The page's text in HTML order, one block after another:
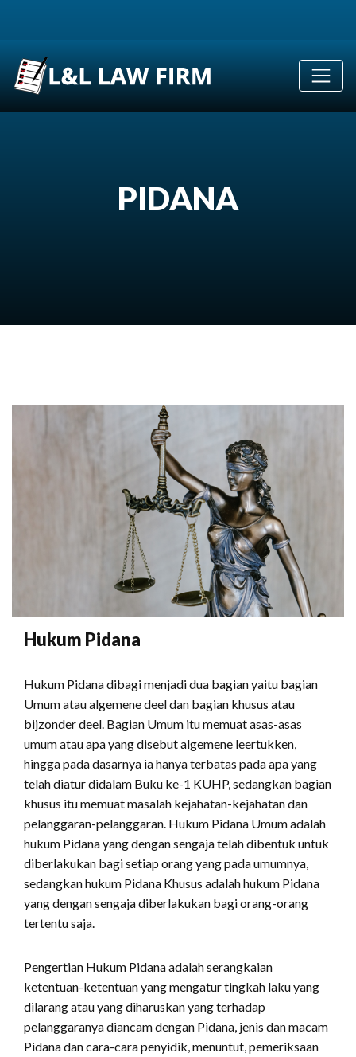
PIDANA
Hukum Pidana
Hukum Pidana dibagi menjadi dua bagian yaitu bagian
Umum atau algemene deel dan bagian khusus atau
bijzonder deel. Bagian Umum itu memuat asas-asas
umum atau apa yang disebut algemene leertukken,
hingga pada dasarnya ia hanya terbatas pada apa yang
telah diatur didalam Buku ke-1 KUHP, sedangkan bagian
khusus itu memuat masalah kejahatan-kejahatan dan
pelanggaran-pelanggaran. Hukum Pidana Umum adalah
hukum Pidana yang dengan sengaja telah dibentuk untuk
diberlakukan bagi setiap orang yang pada umumnya,
sedangkan hukum Pidana Khusus adalah hukum Pidana
yang dengan sengaja diberlakukan bagi orang-orang
tertentu saja.
Pengertian Hukum Pidana adalah serangkaian
ketentuan-ketentuan yang mengatur tingkah laku yang
dilarang atau yang diharuskan yang terhadap
pelanggaranya diancam dengan Pidana, jenis dan macam
Pidana dan cara-cara penyidik, menuntut, pemeriksaan